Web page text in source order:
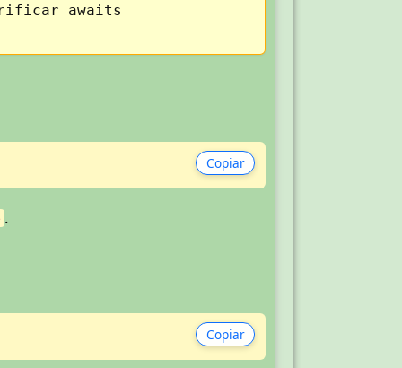
awaits
Copiar
.
Copiar